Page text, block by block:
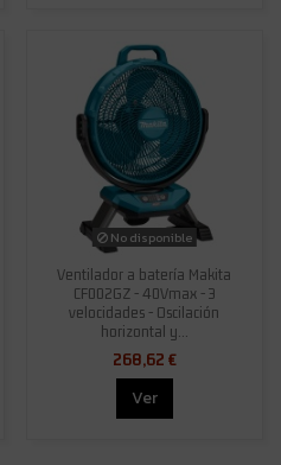
No disponible
Ventilador a batería Makita
CF002GZ - 40Vmax - 3
velocidades - Oscilación
horizontal y...
268,62 €
Ver